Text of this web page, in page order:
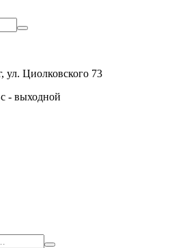
ул. Циолковского 73
- выходной